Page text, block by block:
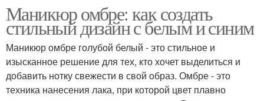
Маникюр омбре: как создать
стильный дизайн с белым и синим
Маникюр омбре голубой белый - это стильное и
изысканное решение для тех, кто хочет выделиться и
добавить нотку свежести в свой образ. Омбре - это
техника нанесения лака, при которой цвет плавно